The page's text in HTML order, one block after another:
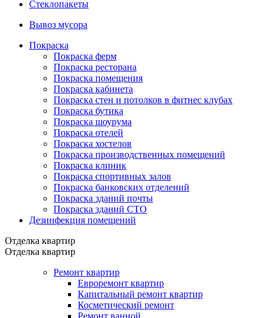
Стеклопакеты
Вывоз мусора
Покраска
Покраска ферм
Покраска ресторана
Покраска помещения
Покраска кабинета
Покраска стен и потолков в фитнес клубах
Покраска бутика
Покраска шоурума
Покраска отелей
Покраска хостелов
Покраска производственных помещений
Покраска клиник
Покраска спортивных залов
Покраска банковских отделений
Покраска зданий почты
Покраска зданий СТО
Дезинфекция помещений
Отделка квартир
Отделка квартир
Ремонт квартир
Евроремонт квартир
Капитальный ремонт квартир
Косметический ремонт
Ремонт ванной